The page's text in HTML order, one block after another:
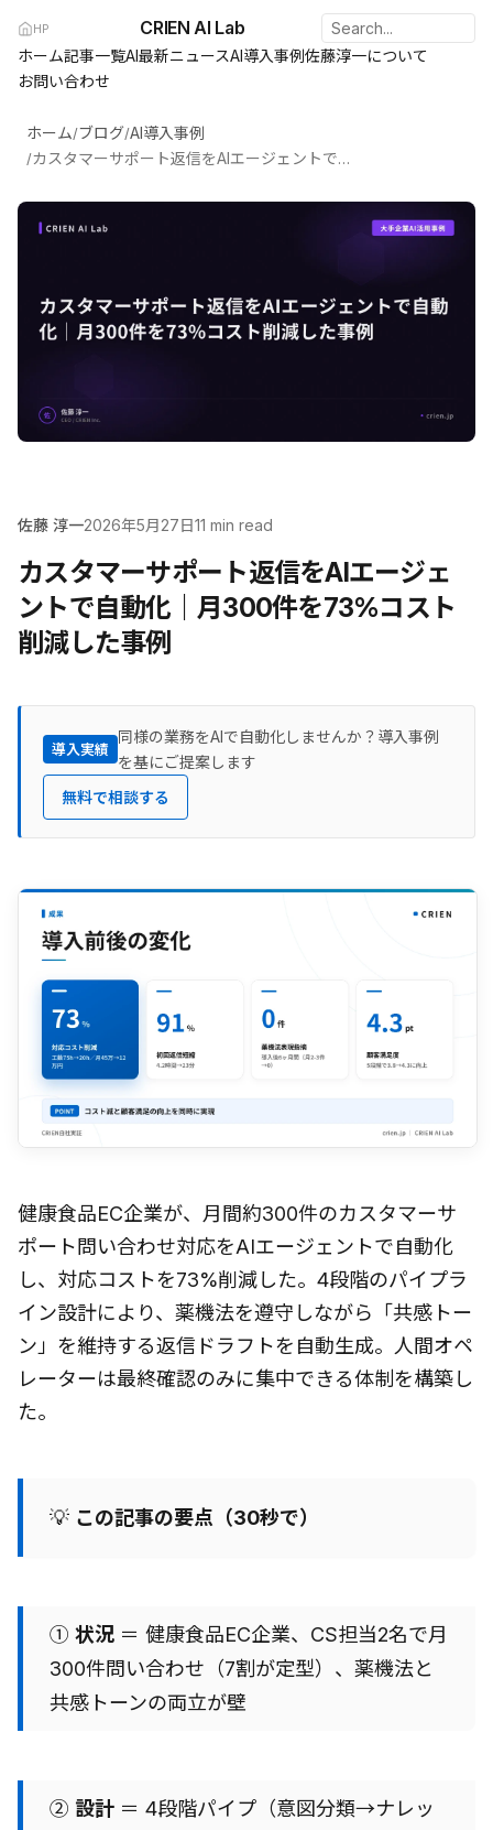
HP CRIEN AI Lab
ホーム記事一覧AI最新ニュースAI導入事例佐藤淳一について
お問い合わせ
ホーム/ブログ/AI導入事例
/ カスタマーサポート返信をAIエージェントで自動化｜月300件を73%コスト削減した事例
佐藤 淳一2026年5月27日11 min read
カスタマーサポート返信をAIエージェ
ントで自動化｜月300件を73%コスト
削減した事例
導入実績
同様の業務をAIで自動化しませんか？導入事例
を基にご提案します
無料で相談する
健康食品EC企業が、月間約300件のカスタマーサ
ポート問い合わせ対応をAIエージェントで自動化
し、対応コストを73%削減した。4段階のパイプラ
イン設計により、薬機法を遵守しながら「共感トー
ン」を維持する返信ドラフトを自動生成。人間オペ
レーターは最終確認のみに集中できる体制を構築し
た。
💡 この記事の要点（30秒で）
① 状況 ＝ 健康食品EC企業、CS担当2名で月
300件問い合わせ（7割が定型）、薬機法と
共感トーンの両立が壁
② 設計 ＝ 4段階パイプ（意図分類→ナレッ